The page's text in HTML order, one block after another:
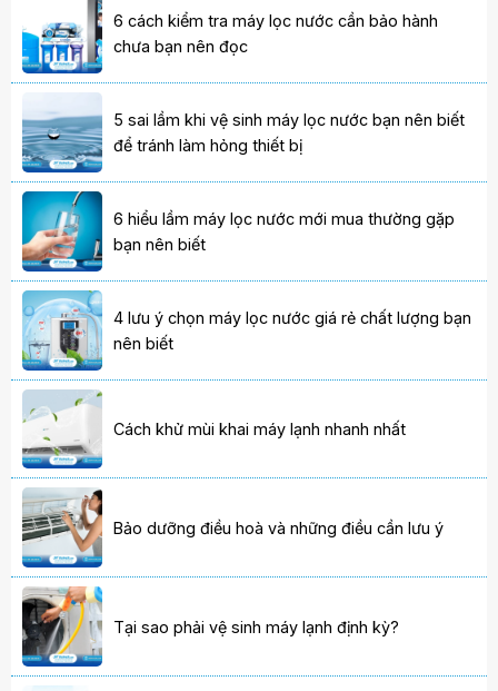
6 cách kiểm tra máy lọc nước cần bảo hành
chưa bạn nên đọc
5 sai lầm khi vệ sinh máy lọc nước bạn nên biết
để tránh làm hỏng thiết bị
6 hiểu lầm máy lọc nước mới mua thường gặp
bạn nên biết
4 lưu ý chọn máy lọc nước giá rẻ chất lượng bạn
nên biết
Cách khử mùi khai máy lạnh nhanh nhất
Bảo dưỡng điều hoà và những điều cần lưu ý
Tại sao phải vệ sinh máy lạnh định kỳ?